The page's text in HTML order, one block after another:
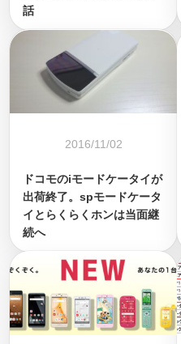
話
2016/11/02
ドコモのiモードケータイが
出荷終了。spモードケータ
イとらくらくホンは当面継
続へ